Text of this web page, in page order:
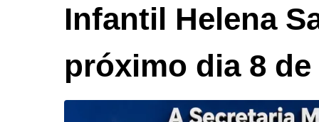
Infantil Helena
próximo dia 8